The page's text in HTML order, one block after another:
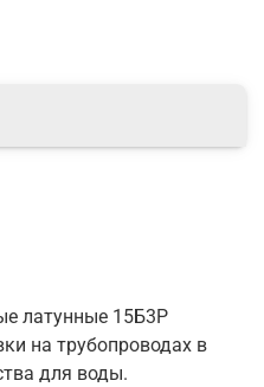
латунные 15Б3Р
на трубопроводах в
для воды.